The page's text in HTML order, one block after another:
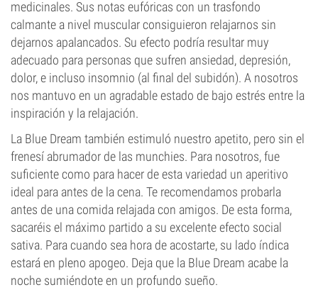
medicinales. Sus notas eufóricas con un trasfondo
calmante a nivel muscular consiguieron relajarnos sin
dejarnos apalancados. Su efecto podría resultar muy
adecuado para personas que sufren ansiedad, depresión,
dolor, e incluso insomnio (al final del subidón). A nosotros
nos mantuvo en un agradable estado de bajo estrés entre la
inspiración y la relajación.
La Blue Dream también estimuló nuestro apetito, pero sin el
frenesí abrumador de las munchies. Para nosotros, fue
suficiente como para hacer de esta variedad un aperitivo
ideal para antes de la cena. Te recomendamos probarla
antes de una comida relajada con amigos. De esta forma,
sacaréis el máximo partido a su excelente efecto social
sativa. Para cuando sea hora de acostarte, su lado índica
estará en pleno apogeo. Deja que la Blue Dream acabe la
noche sumiéndote en un profundo sueño.